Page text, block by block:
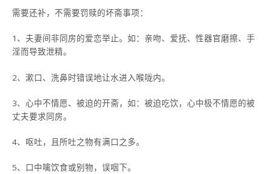
需要还补，不需要罚赎的坏斋事项：
1、夫妻间非同房的爱恋举止。如：亲吻、爱抚、性器官磨擦、手
淫而导致泄精。
2、漱口、洗鼻时错误地让水进入喉咙内。
3、心中不情愿、被迫的开斋，如：被迫吃饮，心中极不情愿的被
丈夫要求同房。
4、呕吐，且所吐之物有满口之多。
5、口中噙饮食或别物，误咽下。